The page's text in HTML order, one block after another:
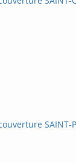
SAINT-